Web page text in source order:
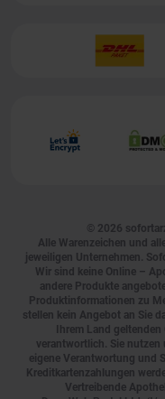
© 2026
Alle Warenzeichen und
jeweiligen Unternehmen.
Wir sind keine Online –
andere Produkte
Produktinformationen zu
stellen kein Angebot an Sie
Ihrem Land
verantwortlich. Sie nutzen
eigene Verantwortung und
Kreditkartenzahlungen
Vertreibende